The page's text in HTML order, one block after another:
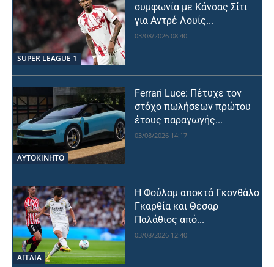
SUPER LEAGUE 1
συμφωνία με Κάνσας Σίτι
για Αντρέ Λουίς...
03/08/2026 08:40
ΑΥΤΟΚΙΝΗΤΟ
Ferrari Luce: Πέτυχε τον
στόχο πωλήσεων πρώτου
έτους παραγωγής...
03/08/2026 14:17
ΑΓΓΛΙΑ
Η Φούλαμ αποκτά Γκονθάλο
Γκαρθία και Θέσαρ
Παλάθιος από...
03/08/2026 12:40